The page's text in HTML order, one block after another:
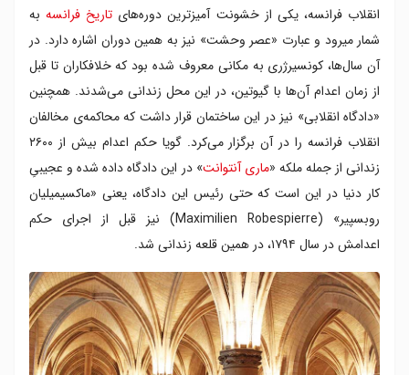
انقلاب فرانسه، یکی از خشونت آمیزترین دوره‌های تاریخ فرانسهبه
شمار می‎رود و عبارت «عصر وحشت» نیز به همین دوران اشاره دارد. در
آن سال‌ها، کونسیرژری به مکانی معروف شده بود که خلافکاران تا قبل
از زمان اعدام آن‌ها با گیوتین، در این محل زندانی می‌شدند. همچنین
«دادگاه انقلابی» نیز در این ساختمان قرار داشت که محاکمه‌ی مخالفان
انقلاب فرانسه را در آن برگزار می‌کرد. گویا حکم اعدام بیش از ۲۶۰۰
زندانی از جمله ملکه «ماری آنتوانت» در این دادگاه داده شده و عجیبیِ
کار دنیا در این است که حتی رئیس این دادگاه، یعنی «ماکسیمیلیان
روبسپیر» (Maximilien Robespierre) نیز قبل از اجرای حکم
اعدامش در سال ۱۷۹۴، در همین قلعه زندانی شد.